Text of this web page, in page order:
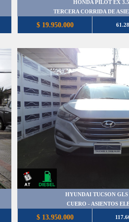
HONDA PILOT EX
TERCERA CORRIDA DE
$ 19.950.000
HYUNDAI TUCSON GLS
CUERO - ASIENTOS
$ 13.950.000